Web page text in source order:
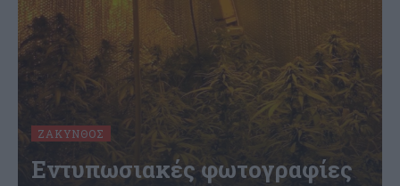
ΖΆΚΥΝΘΟΣ
Εντυπωσιακές φωτογραφίες